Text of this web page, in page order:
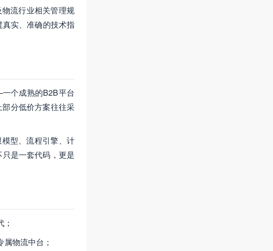
流行业相关管理规
真实、准确的技术指
个成熟的B2B平台
分低价方案往往采
型、流程引擎、计
是一套代码，更是
物流中台；